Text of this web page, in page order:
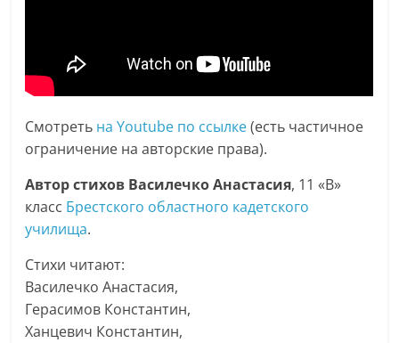
Смотреть на Youtube по ссылке(есть частичное
ограничение на авторские права).
Автор стихов Василечко Анастасия, 11 «В»
класс Брестского областного кадетского
училища.
Стихи читают:
Василечко Анастасия,
Герасимов Константин,
Ханцевич Константин,